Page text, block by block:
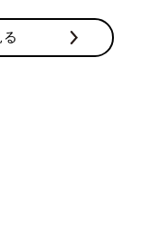
ます。
ちのたまひよ」で
ことができます！
「同期ルーム」も
【たまひよアプ